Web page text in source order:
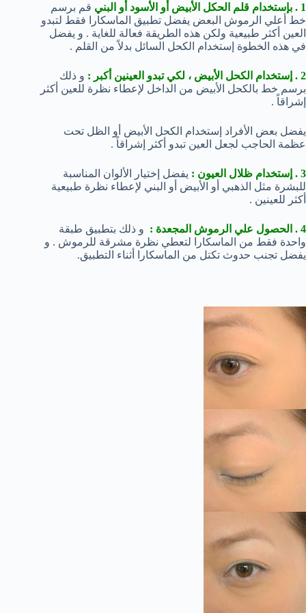
1 . بإستخدام قلم الحكل الأبيض أو الأسود أو البني
قم برسم
خط أعلي الرموش البعض يفضل تطبيق الماسكارا فقط لتبدو
العين أكثر طبيعية ولكن هذه الطريقة فعالة للغاية . و يفضل
في هذه الخطوة إستخدام الكحل السائل بدلاً من القلم .
2 . إستخدام الكحل الأبيض ، لكي تبدو العينين أكبر :
و ذلك
برسم خط بالكحل الأبيض من الداخل لإعطاء نظرة للعين أكثر
إشراقاً .
يفضل بعض الأفراد إستخدام الكحل الأبيض أو الظل تحت
عظمة الحاجب لجعل العين تبدو أكثر إشراقاً .
3 . إستخدام ظلال العيون :
يفضل إختيار الألوان المناسبة
للبشرة مثل الذهبي أو الأبيض أو البني لإعطاء نظرة طبيعية
أكثر للعينين .
4 . الحصول علي الرموش المجعدة :
و ذلك بتطبيق طبقة
واحدة فقط من الماسكارا لتعطي نظرة مشرقة للرموش . و
يفضل تجنب حدوث تكتل من الماسكارا أثناء التطبيق.